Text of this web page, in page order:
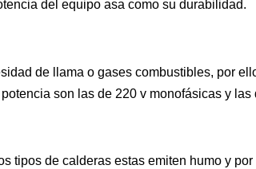
del equipo asa como su durabilidad.
de llama o gases combustibles, por
son las de 220 v monofásicas y
tipos de calderas estas emiten humo y